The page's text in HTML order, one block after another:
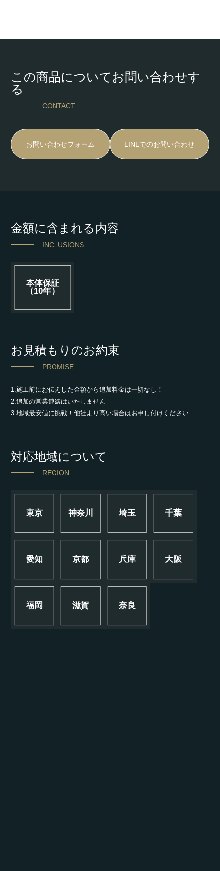
この商品についてお問い合わせす
る
CONTACT
お問い合わせフォーム LINEでのお問い合わせ
金額に含まれる内容
INCLUSIONS
本体保証
（10年）
お見積もりのお約束
PROMISE
1.施工前にお伝えした金額から追加料金は一切なし！
2.追加の営業連絡はいたしません
3.地域最安値に挑戦！他社より高い場合はお申し付けください
対応地域について
REGION
東京 神奈川 埼玉 千葉
愛知 京都 兵庫 大阪
福岡 滋賀 奈良